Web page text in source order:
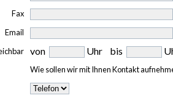
Fax
Email
von Uhr bis
Wie sollen wir mit Ihnen Kontakt